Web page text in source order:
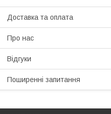
Доставка та оплата
Про нас
Відгуки
Поширенні запитання